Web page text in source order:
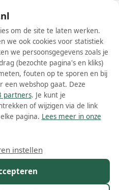
Wis filters Alle filters
Prijs
om de site te laten werken.
we ook cookies voor statistiek
we persoonsgegevens zoals je
(bezochte pagina's en kliks)
fouten op te sporen en bij
een webshop gaat. Deze
partners. Je kunt je
of wijzigen via de link
pagina. Lees meer in onze
instellen